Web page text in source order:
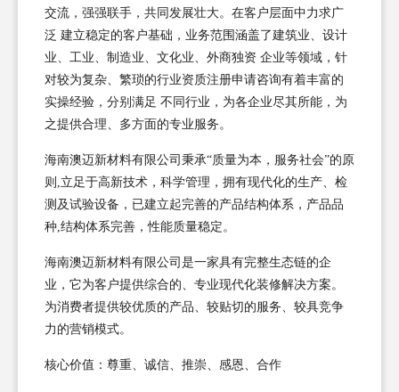
交流，强强联手，共同发展壮大。在客户层面中力求广
泛 建立稳定的客户基础，业务范围涵盖了建筑业、设计
业、工业、制造业、文化业、外商独资 企业等领域，针
对较为复杂、繁琐的行业资质注册申请咨询有着丰富的
实操经验，分别满足 不同行业，为各企业尽其所能，为
之提供合理、多方面的专业服务。
海南澳迈新材料有限公司秉承“质量为本，服务社会”的原
则,立足于高新技术，科学管理，拥有现代化的生产、检
测及试验设备，已建立起完善的产品结构体系，产品品
种,结构体系完善，性能质量稳定。
海南澳迈新材料有限公司是一家具有完整生态链的企
业，它为客户提供综合的、专业现代化装修解决方案。
为消费者提供较优质的产品、较贴切的服务、较具竞争
力的营销模式。
核心价值：尊重、诚信、推崇、感恩、合作